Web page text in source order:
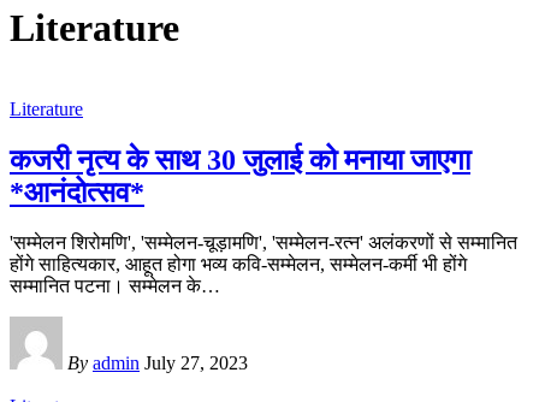
Literature
Literature
कजरी नृत्य के साथ 30 जुलाई को मनाया जाएगा
*आनंदोत्सव*
'सम्मेलन शिरोमणि', 'सम्मेलन-चूड़ामणि', 'सम्मेलन-रत्न' अलंकरणों से सम्मानित
होंगे साहित्यकार, आहूत होगा भव्य कवि-सम्मेलन, सम्मेलन-कर्मी भी होंगे
सम्मानित पटना। सम्मेलन के…
By admin July 27, 2023